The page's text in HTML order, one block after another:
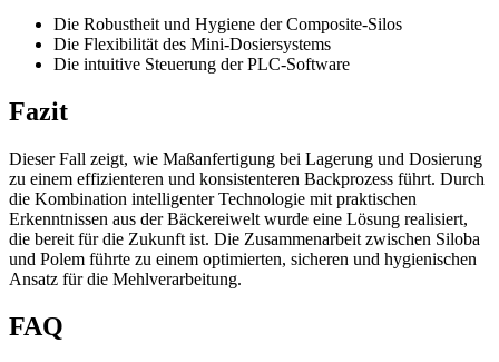
Die Robustheit und Hygiene der Composite-Silos
Die Flexibilität des Mini-Dosiersystems
Die intuitive Steuerung der PLC-Software
Fazit
Dieser Fall zeigt, wie Maßanfertigung bei Lagerung und Dosierung
zu einem effizienteren und konsistenteren Backprozess führt. Durch
die Kombination intelligenter Technologie mit praktischen
Erkenntnissen aus der Bäckereiwelt wurde eine Lösung realisiert,
die bereit für die Zukunft ist. Die Zusammenarbeit zwischen Siloba
und Polem führte zu einem optimierten, sicheren und hygienischen
Ansatz für die Mehlverarbeitung.
FAQ